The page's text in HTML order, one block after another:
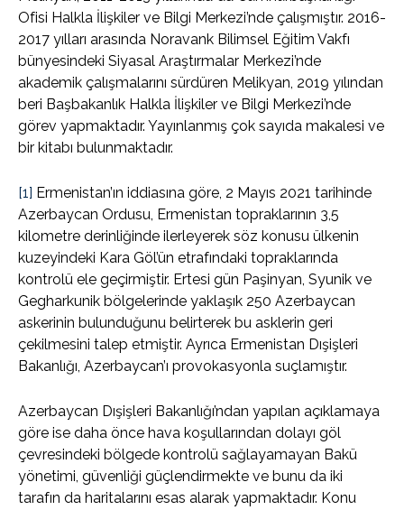
Ofisi Halkla İlişkiler ve Bilgi Merkezi’nde çalışmıştır. 2016-
2017 yılları arasında Noravank Bilimsel Eğitim Vakfı
bünyesindeki Siyasal Araştırmalar Merkezi’nde
akademik çalışmalarını sürdüren Melikyan, 2019 yılından
beri Başbakanlık Halkla İlişkiler ve Bilgi Merkezi’nde
görev yapmaktadır. Yayınlanmış çok sayıda makalesi ve
bir kitabı bulunmaktadır.
[1] Ermenistan’ın iddiasına göre, 2 Mayıs 2021 tarihinde
Azerbaycan Ordusu, Ermenistan topraklarının 3,5
kilometre derinliğinde ilerleyerek söz konusu ülkenin
kuzeyindeki Kara Göl’ün etrafındaki topraklarında
kontrolü ele geçirmiştir. Ertesi gün Paşinyan, Syunik ve
Gegharkunik bölgelerinde yaklaşık 250 Azerbaycan
askerinin bulunduğunu belirterek bu asklerin geri
çekilmesini talep etmiştir. Ayrıca Ermenistan Dışişleri
Bakanlığı, Azerbaycan’ı provokasyonla suçlamıştır.
Azerbaycan Dışişleri Bakanlığı’ndan yapılan açıklamaya
göre ise daha önce hava koşullarından dolayı göl
çevresindeki bölgede kontrolü sağlayamayan Bakü
yönetimi, güvenliği güçlendirmekte ve bunu da iki
tarafın da haritalarını esas alarak yapmaktadır. Konu